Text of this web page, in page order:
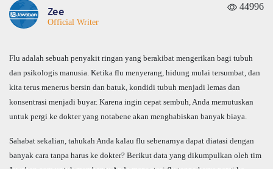
Zee
Official Writer
44996
Flu adalah sebuah penyakit ringan yang berakibat mengerikan bagi tubuh
dan psikologis manusia. Ketika flu menyerang, hidung mulai tersumbat, dan
kita terus menerus bersin dan batuk, kondidi tubuh menjadi lemas dan
konsentrasi menjadi buyar. Karena ingin cepat sembuh, Anda memutuskan
untuk pergi ke dokter yang notabene akan menghabiskan banyak biaya.
Sahabat sekalian, tahukah Anda kalau flu sebenarnya dapat diatasi dengan
banyak cara tanpa harus ke dokter? Berikut data yang dikumpulkan oleh tim